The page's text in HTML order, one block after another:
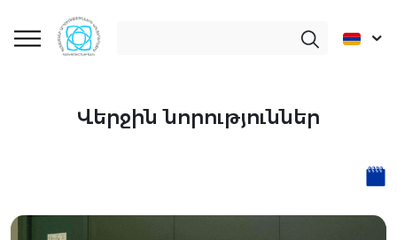
Վերջին նորություններ